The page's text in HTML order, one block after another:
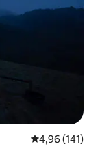
Évaluation
4,96 (141)